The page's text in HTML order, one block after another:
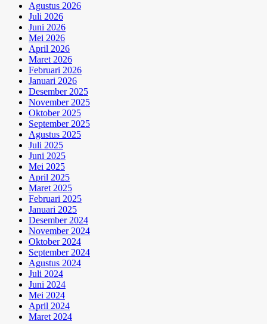
Agustus 2026
Juli 2026
Juni 2026
Mei 2026
April 2026
Maret 2026
Februari 2026
Januari 2026
Desember 2025
November 2025
Oktober 2025
September 2025
Agustus 2025
Juli 2025
Juni 2025
Mei 2025
April 2025
Maret 2025
Februari 2025
Januari 2025
Desember 2024
November 2024
Oktober 2024
September 2024
Agustus 2024
Juli 2024
Juni 2024
Mei 2024
April 2024
Maret 2024